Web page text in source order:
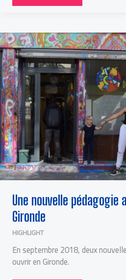
Une nouvelle
Gironde
HIGHLIGHT
En septembre 2018, deux
ouvrir en Gironde.
UNE
NOUVELLE
PÉDAGOGIE
ALTERNATIVE
ARRIVE
EN
GIRONDE